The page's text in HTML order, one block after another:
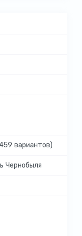
вариантов)
Чернобыля